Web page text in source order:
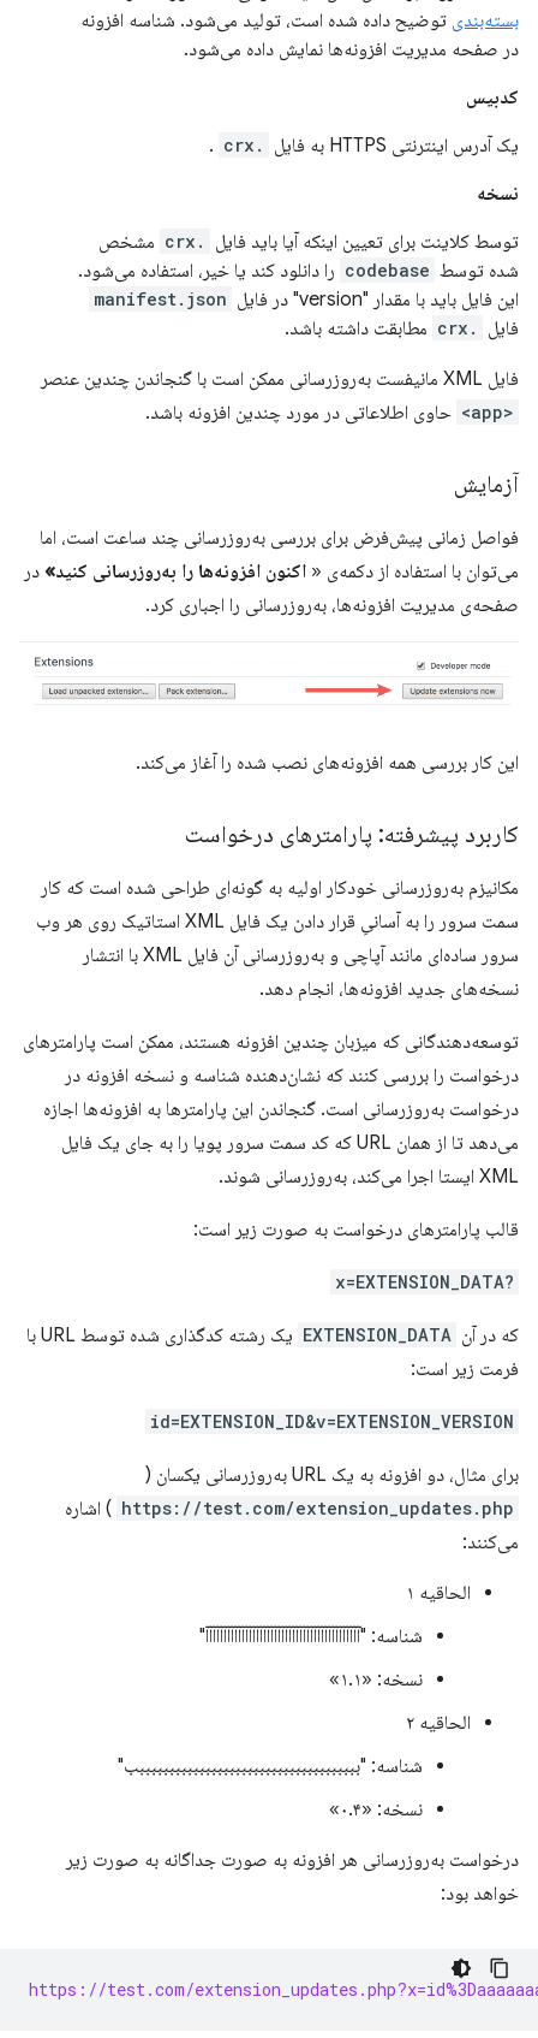
بسته‌بندی توضیح داده شده است، تولید می‌شود. شناسه افزونه
در صفحه مدیریت افزونه‌ها نمایش داده می‌شود.
کدبیس
یک آدرس اینترنتی HTTPS به فایل
.crx
.
نسخه
توسط کلاینت برای تعیین اینکه آیا باید فایل
.crx
مشخص
شده توسط codebase را دانلود کند یا خیر، استفاده می‌شود.
این فایل باید با مقدار "version" در فایل
manifest.json
فایل .crx مطابقت داشته باشد.
فایل XML مانیفست به‌روزرسانی ممکن است با گنجاندن چندین عنصر
<app> حاوی اطلاعاتی در مورد چندین افزونه باشد.
آزمایش
فواصل زمانی پیش‌فرض برای بررسی به‌روزرسانی چند ساعت است، اما
می‌توان با استفاده از دکمه‌ی « اکنون افزونه‌ها را به‌روزرسانی کنید» در
صفحه‌ی مدیریت افزونه‌ها، به‌روزرسانی را اجباری کرد.
این کار بررسی همه افزونه‌های نصب شده را آغاز می‌کند.
کاربرد پیشرفته: پارامترهای درخواست
مکانیزم به‌روزرسانی خودکار اولیه به گونه‌ای طراحی شده است که کار
سمت سرور را به آسانیِ قرار دادن یک فایل XML استاتیک روی هر وب
سرور ساده‌ای مانند آپاچی و به‌روزرسانی آن فایل XML با انتشار
نسخه‌های جدید افزونه‌ها، انجام دهد.
توسعه‌دهندگانی که میزبان چندین افزونه هستند، ممکن است پارامترهای
درخواست را بررسی کنند که نشان‌دهنده شناسه و نسخه افزونه در
درخواست به‌روزرسانی است. گنجاندن این پارامترها به افزونه‌ها اجازه
می‌دهد تا از همان URL که کد سمت سرور پویا را به جای یک فایل
XML ایستا اجرا می‌کند، به‌روزرسانی شوند.
قالب پارامترهای درخواست به صورت زیر است:
?x=EXTENSION_DATA
که در آن EXTENSION_DATA
یک رشته کدگذاری شده توسط URL با
فرمت زیر است:
id=EXTENSION_ID&v=EXTENSION_VERSION
برای مثال، دو افزونه به یک URL به‌روزرسانی یکسان (
https://test.com/extension_updates.php ) اشاره
می‌کنند:
الحاقیه ۱
شناسه: "آآآآآآآآآآآآآآآآآآآآآآآآآآآآآآآآآآآآآآآآآآآ"
نسخه: «۱.۱»
الحاقیه ۲
شناسه: "بببببببببببببببببببببببببببببببببببببب"
نسخه: «۰.۴»
درخواست به‌روزرسانی هر افزونه به صورت جداگانه به صورت زیر
خواهد بود:
https://test.com/